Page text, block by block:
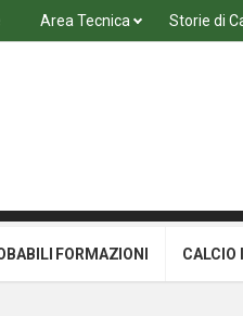
Area Tecnica Storie di
FORMAZIONI CALCIO